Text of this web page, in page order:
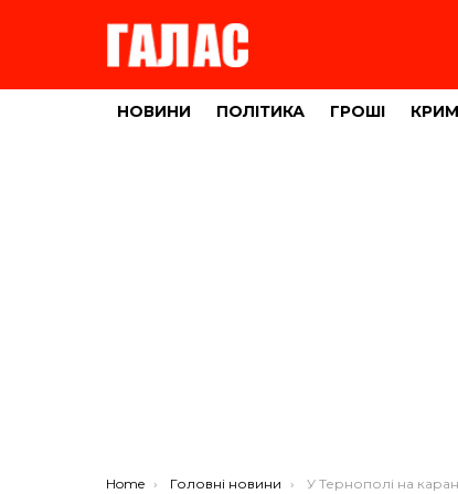
НОВИНИ ПОЛІТИКА ГРОШІ
You are here:
Home Головні новини У Тернополі на карантин через коронавірус